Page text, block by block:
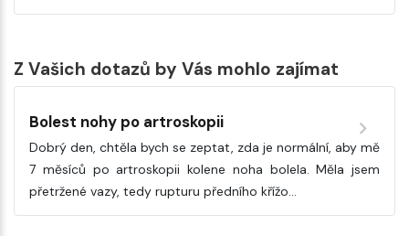
Z Vašich dotazů by Vás mohlo zajímat
Bolest nohy po artroskopii
Dobrý den, chtěla bych se zeptat, zda je normální, aby mě
7 měsíců po artroskopii kolene noha bolela. Měla jsem
přetržené vazy, tedy rupturu předního křížo…